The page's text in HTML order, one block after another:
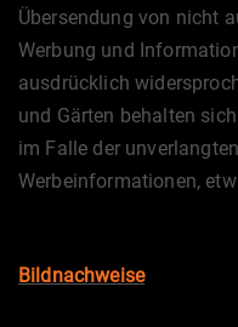
Übersendung von nicht
Werbung und
ausdrücklich
und Gärten behalten
im Falle der
Werbeinformationen,
Bildnachweise